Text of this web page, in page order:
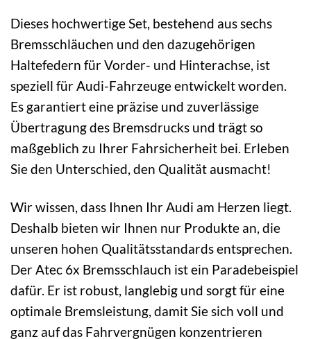
Dieses hochwertige Set, bestehend aus sechs
Bremsschläuchen und den dazugehörigen
Haltefedern für Vorder- und Hinterachse, ist
speziell für Audi-Fahrzeuge entwickelt worden.
Es garantiert eine präzise und zuverlässige
Übertragung des Bremsdrucks und trägt so
maßgeblich zu Ihrer Fahrsicherheit bei. Erleben
Sie den Unterschied, den Qualität ausmacht!
Wir wissen, dass Ihnen Ihr Audi am Herzen liegt.
Deshalb bieten wir Ihnen nur Produkte an, die
unseren hohen Qualitätsstandards entsprechen.
Der Atec 6x Bremsschlauch ist ein Paradebeispiel
dafür. Er ist robust, langlebig und sorgt für eine
optimale Bremsleistung, damit Sie sich voll und
ganz auf das Fahrvergnügen konzentrieren